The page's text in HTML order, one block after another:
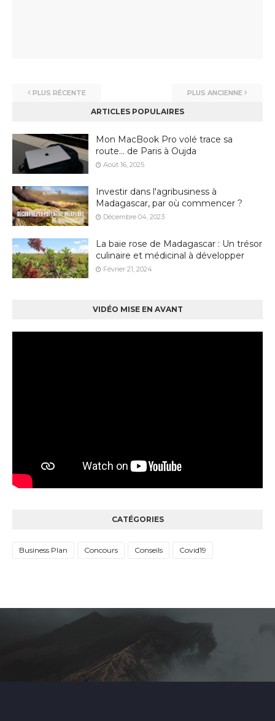
PLUS RÉCENTE PLUS ANCIENNE
ARTICLES POPULAIRES
Mon MacBook Pro volé trace sa
route… de Paris à Oujda
Août 16, 2025
Investir dans l'agribusiness à
Madagascar, par où commencer ?
Décembre 04, 2023
La baie rose de Madagascar : Un trésor
culinaire et médicinal à développer
Février 21, 2024
VIDÉO MISE EN AVANT
CATÉGORIES
Business Plan Concours Conseils Covid19